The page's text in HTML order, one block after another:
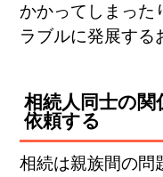
かかってしまった
ラブルに発展する
相続人同士の
依頼する
相続は親族間の問